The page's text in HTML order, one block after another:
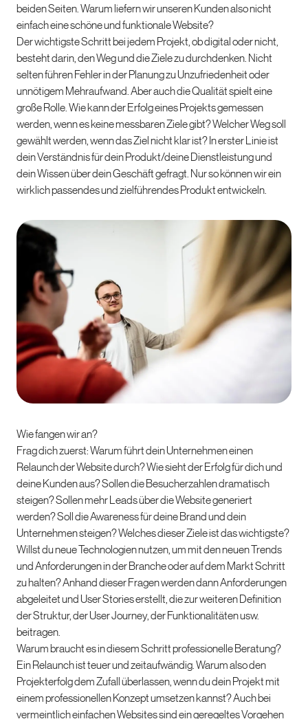
beiden Seiten. Warum liefern wir unseren Kunden also nicht
einfach eine schöne und funktionale Website?
Der wichtigste Schritt bei jedem Projekt, ob digital oder nicht,
besteht darin, den Weg und die Ziele zu durchdenken. Nicht
selten führen Fehler in der Planung zu Unzufriedenheit oder
unnötigem Mehraufwand. Aber auch die Qualität spielt eine
große Rolle. Wie kann der Erfolg eines Projekts gemessen
werden, wenn es keine messbaren Ziele gibt? Welcher Weg soll
gewählt werden, wenn das Ziel nicht klar ist? In erster Linie ist
dein Verständnis für dein Produkt/deine Dienstleistung und
dein Wissen über dein Geschäft gefragt. Nur so können wir ein
wirklich passendes und zielführendes Produkt entwickeln.
Wie fangen wir an?
Frag dich zuerst: Warum führt dein Unternehmen einen
Relaunch der Website durch? Wie sieht der Erfolg für dich und
deine Kunden aus? Sollen die Besucherzahlen dramatisch
steigen? Sollen mehr Leads über die Website generiert
werden? Soll die Awareness für deine Brand und dein
Unternehmen steigen? Welches dieser Ziele ist das wichtigste?
Willst du neue Technologien nutzen, um mit den neuen Trends
und Anforderungen in der Branche oder auf dem Markt Schritt
zu halten? Anhand dieser Fragen werden dann Anforderungen
abgeleitet und User Stories erstellt, die zur weiteren Definition
der Struktur, der User Journey, der Funktionalitäten usw.
beitragen.
Warum braucht es in diesem Schritt professionelle Beratung?
Ein Relaunch ist teuer und zeitaufwändig. Warum also den
Projekterfolg dem Zufall überlassen, wenn du dein Projekt mit
einem professionellen Konzept umsetzen kannst? Auch bei
vermeintlich einfachen Websites sind ein geregeltes Vorgehen